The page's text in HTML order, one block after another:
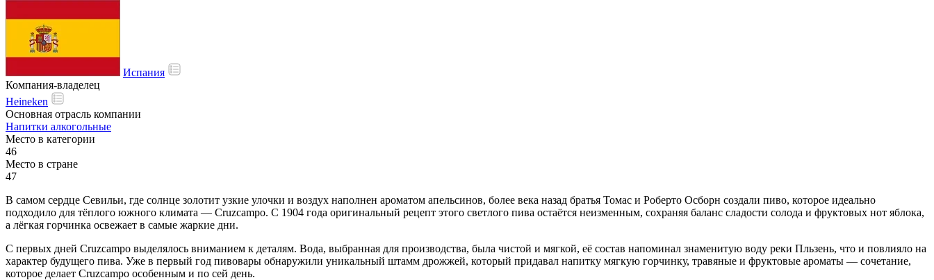
Испания
Компания-владелец
Heineken
Основная отрасль компании
Напитки алкогольные
Место в категории
46
Место в стране
47
В самом сердце Севильи, где солнце золотит узкие улочки и воздух наполнен ароматом апельсинов, более века назад братья Томас и Роберто Осборн создали пиво, которое идеально
подходило для тёплого южного климата — Cruzcampo. С 1904 года оригинальный рецепт этого светлого пива остаётся неизменным, сохраняя баланс сладости солода и фруктовых нот яблока,
а лёгкая горчинка освежает в самые жаркие дни.
С первых дней Cruzcampo выделялось вниманием к деталям. Вода, выбранная для производства, была чистой и мягкой, её состав напоминал знаменитую воду реки Пльзень, что и повлияло на
характер будущего пива. Уже в первый год пивовары обнаружили уникальный штамм дрожжей, который придавал напитку мягкую горчинку, травяные и фруктовые ароматы — сочетание,
которое делает Cruzcampo особенным и по сей день.